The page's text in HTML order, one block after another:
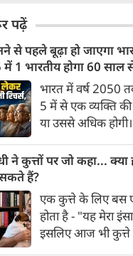
पढ़ें
से पहले बूढ़ा हो जाएगा
1 भारतीय होगा 60 साल से
भारत में वर्ष 2050
5 में से एक व्यक्ति
या उससे अधिक
भारत में रहेंगे।
अनुसार भारत
विपरीत समृद्ध बनने से
होती आबादी वाले
पहुंच रहा है।
ने कुत्तों पर जो कहा...
हैं?
एक कुत्ते के लिए बस
होता है - "यह मेरा
इसलिए आज भी कुत्ते